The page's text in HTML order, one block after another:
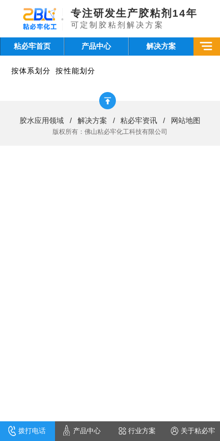
专注研发生产胶粘剂14年
可定制胶粘剂解决方案
粘必牢首页 产品中心 解决方案
按体系划分 按性能划分
胶水应用领域 / 解决方案 / 粘必牢资讯 / 网站地图
版权所有：佛山粘必牢化工科技有限公司
拨打电话 产品中心 行业方案 关于粘必牢